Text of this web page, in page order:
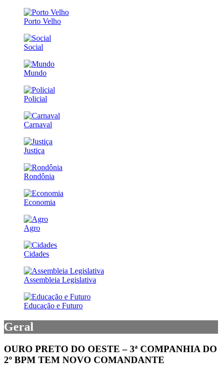
Porto Velho
Social
Mundo
Policial
Carnaval
Justiça
Rondônia
Economia
Agro
Cidades
Assembleia Legislativa
Educação e Futuro
Geral
OURO PRETO DO OESTE – 3ª COMPANHIA DO
2º BPM TEM NOVO COMANDANTE